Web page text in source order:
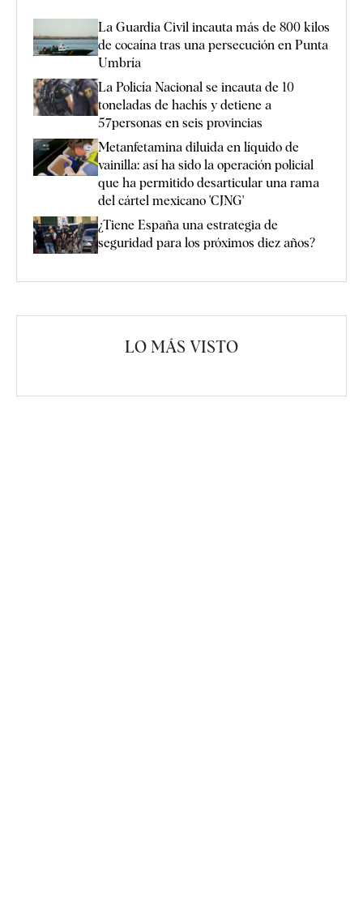
La Guardia Civil incauta más de 800 kilos
de cocaína tras una persecución en Punta
Umbría
La Policía Nacional se incauta de 10
toneladas de hachís y detiene a
57personas en seis provincias
Metanfetamina diluida en líquido de
vainilla: así ha sido la operación policial
que ha permitido desarticular una rama
del cártel mexicano 'CJNG'
¿Tiene España una estrategia de
seguridad para los próximos diez años?
LO MÁS VISTO